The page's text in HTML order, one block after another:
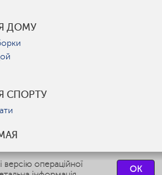
операційної
OK
ДОМУ
СПОРТУ